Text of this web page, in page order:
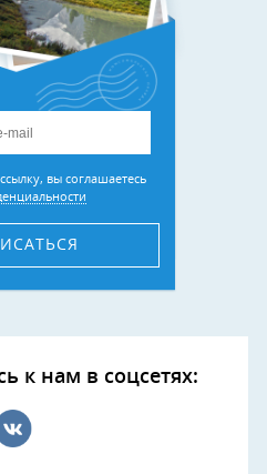
вы соглашаетесь
к нам в соцсетях: